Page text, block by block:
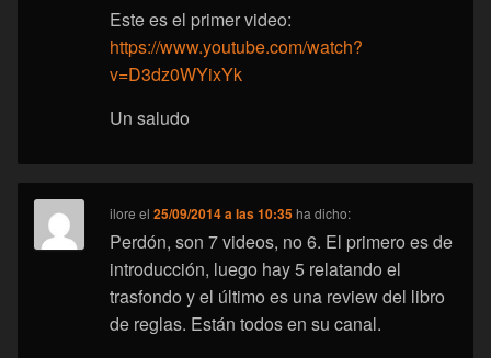
Este es el primer video:
https://www.youtube.com/watch?
v=D3dz0WYixYk
Un saludo
ilore el25/09/2014 a las 10:35 ha dicho:
Perdón, son 7 videos, no 6. El primero es de
introducción, luego hay 5 relatando el
trasfondo y el último es una review del libro
de reglas. Están todos en su canal.